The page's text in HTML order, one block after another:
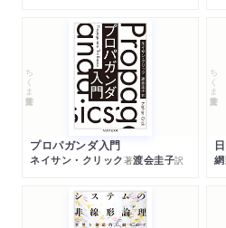
ちくま学芸文庫
プロパガンダ入門
ネイサン・クリック著渡会圭子訳
ちくま学芸文庫